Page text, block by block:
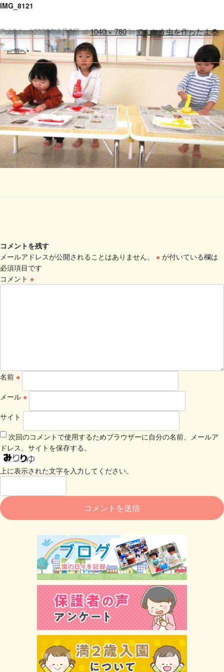
IMG_8121
Published2025年3月5日at1040 × 780inてんとう虫を作ったよ🐞.
← 前へ 次へ →
コメントを残す
メールアドレスが公開されることはありません。
※ が付いている欄は
必須項目です
コメント ※
名前 ※
メール ※
サイト
次回のコメントで使用するためブラウザーに自分の名前、メールア
ドレス、サイトを保存する。
上に表示された文字を入力してください。